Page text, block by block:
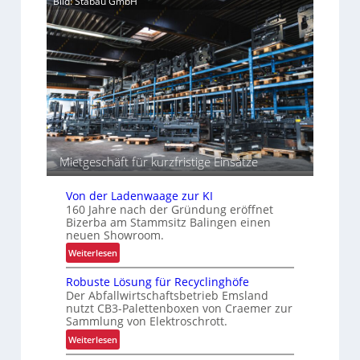
p
a
z
i
t
ä
t
e
n
e
r
I
t
r
a
l
o
g
i
s
i
k
Mietgeschäft für kurzfristige Einsätze
Von der Ladenwaage zur KI
160 Jahre nach der Gründung eröffnet
Bizerba am Stammsitz Balingen einen
neuen Showroom.
Weiterlesen:
V
o
n
d
e
r
Robuste Lösung für Recyclinghöfe
Der Abfallwirtschaftsbetrieb Emsland
nutzt CB3-Palettenboxen von Craemer zur
Sammlung von Elektroschrott.
Weiterlesen:
R